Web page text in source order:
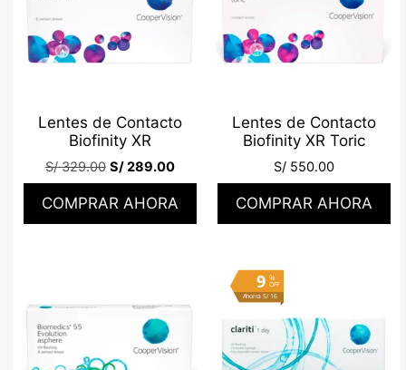
Lentes de Contacto
Biofinity XR
S/329.00 S/289.00
COMPRAR AHORA
Lentes de Contacto
Biofinity XR Toric
S/550.00
COMPRAR AHORA
%
OFF
9
Ahorra S/ 16